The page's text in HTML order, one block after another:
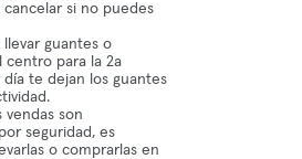
si no puedes
guantes o
centro para la 2a
te dejan los guantes
vendas son
seguridad, es
o comprarlas en